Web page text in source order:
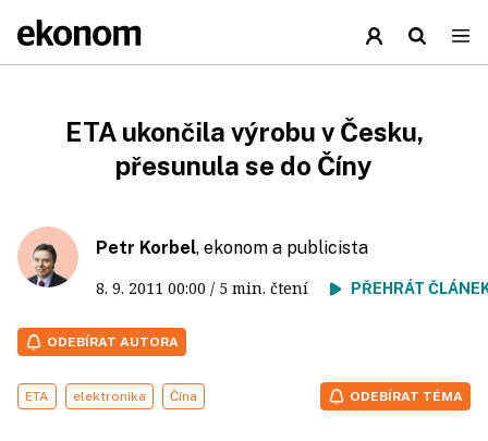
ETA ukončila výrobu v Česku,
přesunula se do Číny
Petr Korbel, ekonom a publicista
8. 9. 2011 00:00 / 5 min. čtení PŘEHRÁT
ODEBÍRAT AUTORA
ETA elektronika Čína ODEBÍRAT TÉMA